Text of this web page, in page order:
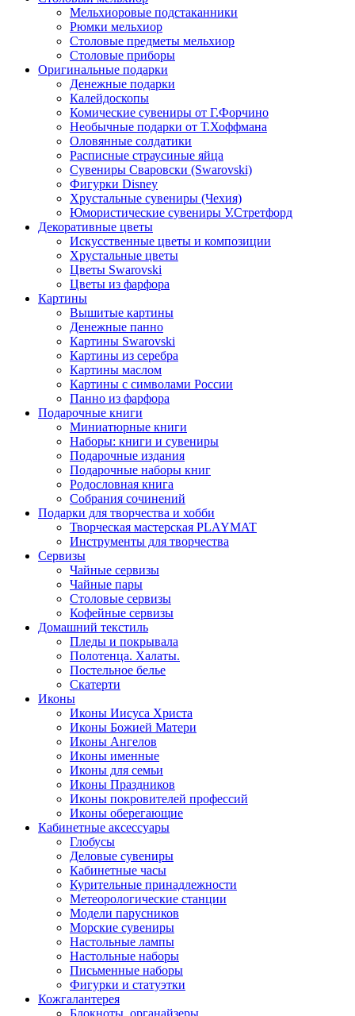
Мельхиоровые подстаканники
Рюмки мельхиор
Столовые предметы мельхиор
Столовые приборы
Оригинальные подарки
Денежные подарки
Калейдоскопы
Комические сувениры от Г.Форчино
Необычные подарки от Т.Хоффмана
Оловянные солдатики
Расписные страусиные яйца
Сувениры Сваровски (Swarovski)
Фигурки Disney
Хрустальные сувениры (Чехия)
Юмористические сувениры У.Стретфорд
Декоративные цветы
Искусственные цветы и композиции
Хрустальные цветы
Цветы Swarovski
Цветы из фарфора
Картины
Вышитые картины
Денежные панно
Картины Swarovski
Картины из серебра
Картины маслом
Картины с символами России
Панно из фарфора
Подарочные книги
Миниатюрные книги
Наборы: книги и сувениры
Подарочные издания
Подарочные наборы книг
Родословная книга
Собрания сочинений
Подарки для творчества и хобби
Творческая мастерская PLAYMAT
Инструменты для творчества
Cервизы
Чайные сервизы
Чайные пары
Столовые сервизы
Кофейные сервизы
Домашний текстиль
Пледы и покрывала
Полотенца. Халаты.
Постельное белье
Скатерти
Иконы
Иконы Иисуса Христа
Иконы Божией Матери
Иконы Ангелов
Иконы именные
Иконы для семьи
Иконы Праздников
Иконы покровителей профессий
Иконы оберегающие
Кабинетные аксессуары
Глобусы
Деловые сувениры
Кабинетные часы
Курительные принадлежности
Метеорологические станции
Модели парусников
Морские сувениры
Настольные лампы
Настольные наборы
Письменные наборы
Фигурки и статуэтки
Кожгалантерея
Блокноты, органайзеры